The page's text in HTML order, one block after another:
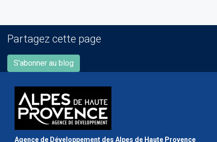
Partagez cette page
S'abonner au blog
Agence de Développement des Alpes de Haute Provence